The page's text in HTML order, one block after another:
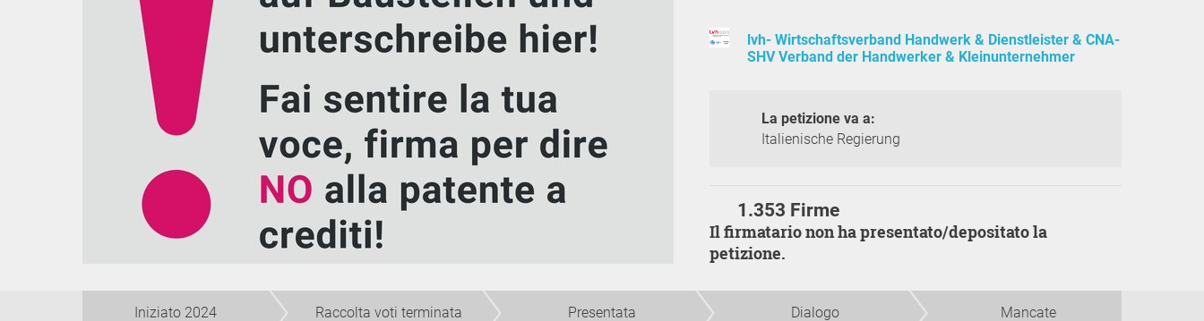
lvh- Wirtschaftsverband Handwerk & Dienstleister & CNA-
SHV Verband der Handwerker & Kleinunternehmer
La petizione va a:
Italienische Regierung
1.353 Firme
Il firmatario non ha presentato/depositato la
petizione.
Iniziato 2024 Raccolta voti terminata Presentata Dialogo Mancate